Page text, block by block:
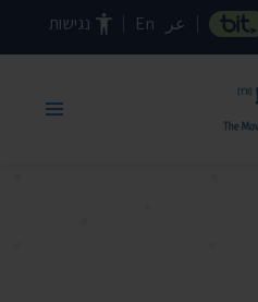
عر En נגישות